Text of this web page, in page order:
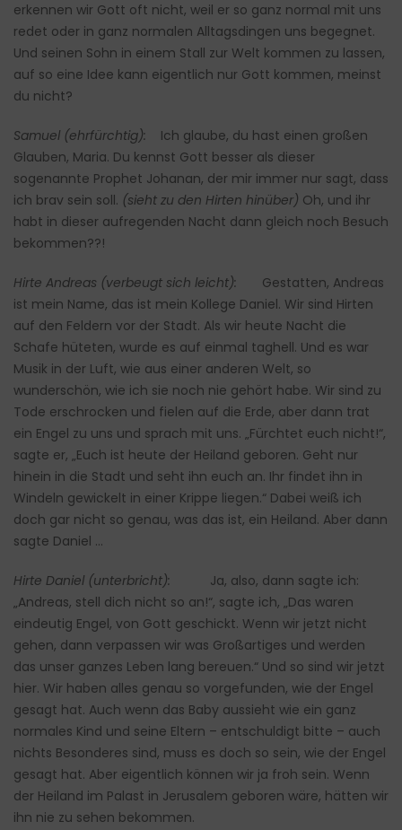
erkennen wir Gott oft nicht, weil er so ganz normal mit uns
redet oder in ganz normalen Alltagsdingen uns begegnet.
Und seinen Sohn in einem Stall zur Welt kommen zu lassen,
auf so eine Idee kann eigentlich nur Gott kommen, meinst
du nicht?
Samuel (ehrfürchtig): Ich glaube, du hast einen großen
Glauben, Maria. Du kennst Gott besser als dieser
sogenannte Prophet Johanan, der mir immer nur sagt, dass
ich brav sein soll. (sieht zu den Hirten hinüber) Oh, und ihr
habt in dieser aufregenden Nacht dann gleich noch Besuch
bekommen??!
Hirte Andreas (verbeugt sich leicht): Gestatten, Andreas
ist mein Name, das ist mein Kollege Daniel. Wir sind Hirten
auf den Feldern vor der Stadt. Als wir heute Nacht die
Schafe hüteten, wurde es auf einmal taghell. Und es war
Musik in der Luft, wie aus einer anderen Welt, so
wunderschön, wie ich sie noch nie gehört habe. Wir sind zu
Tode erschrocken und fielen auf die Erde, aber dann trat
ein Engel zu uns und sprach mit uns. „Fürchtet euch nicht!“,
sagte er, „Euch ist heute der Heiland geboren. Geht nur
hinein in die Stadt und seht ihn euch an. Ihr findet ihn in
Windeln gewickelt in einer Krippe liegen.“ Dabei weiß ich
doch gar nicht so genau, was das ist, ein Heiland. Aber dann
sagte Daniel …
Hirte Daniel (unterbricht): Ja, also, dann sagte ich:
„Andreas, stell dich nicht so an!“, sagte ich, „Das waren
eindeutig Engel, von Gott geschickt. Wenn wir jetzt nicht
gehen, dann verpassen wir was Großartiges und werden
das unser ganzes Leben lang bereuen.“ Und so sind wir jetzt
hier. Wir haben alles genau so vorgefunden, wie der Engel
gesagt hat. Auch wenn das Baby aussieht wie ein ganz
normales Kind und seine Eltern – entschuldigt bitte – auch
nichts Besonderes sind, muss es doch so sein, wie der Engel
gesagt hat. Aber eigentlich können wir ja froh sein. Wenn
der Heiland im Palast in Jerusalem geboren wäre, hätten wir
ihn nie zu sehen bekommen.